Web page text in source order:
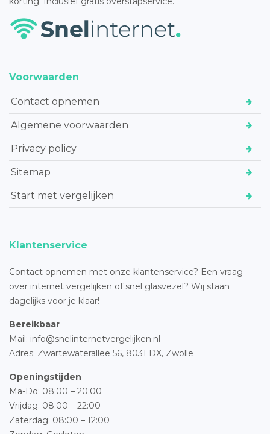
Voorwaarden
Contact opnemen
Algemene voorwaarden
Privacy policy
Sitemap
Start met vergelijken
Klantenservice
Contact opnemen met onze klantenservice? Een vraag
over internet vergelijken of snel glasvezel? Wij staan
dagelijks voor je klaar!
Bereikbaar
Mail: info@snelinternetvergelijken.nl
Adres: Zwartewaterallee 56, 8031 DX, Zwolle
Openingstijden
Ma-Do: 08:00 – 20:00
Vrijdag: 08:00 – 22:00
Zaterdag: 08:00 – 12:00